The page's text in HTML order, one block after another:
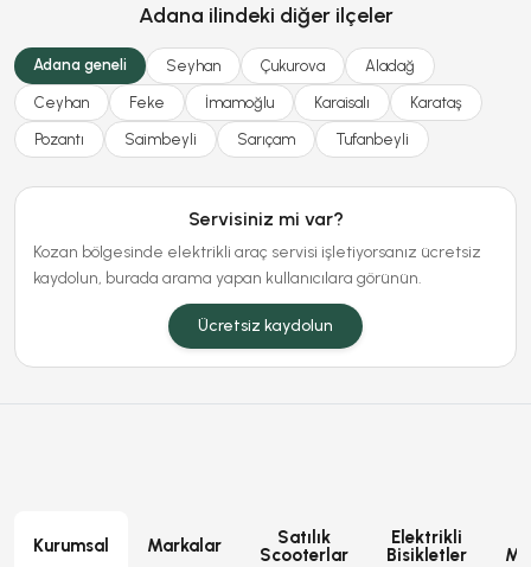
Adana ilindeki diğer ilçeler
Adana geneli Seyhan Çukurova Aladağ
Ceyhan Feke İmamoğlu Karaisalı Karataş
Pozantı Saimbeyli Sarıçam Tufanbeyli
Servisiniz mi var?
Kozan bölgesinde elektrikli araç servisi işletiyorsanız ücretsiz
kaydolun, burada arama yapan kullanıcılara görünün.
Ücretsiz kaydolun
Kurumsal Markalar
Satılık
Scooterlar
Elektrikli
Bisikletler